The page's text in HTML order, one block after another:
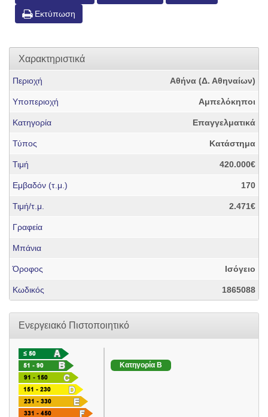
Εκτύπωση
Χαρακτηριστικά
Περιοχή Αθήνα (Δ. Αθηναίων)
Υποπεριοχή Αμπελόκηποι
Κατηγορία Επαγγελματικά
Τύπος Κατάστημα
Τιμή 420.000€
Εμβαδόν (τ.μ.) 170
Τιμή/τ.μ. 2.471€
Γραφεία
Μπάνια
Όροφος Ισόγειο
Κωδικός 1865088
Ενεργειακό Πιστοποιητικό
Κατηγορία B